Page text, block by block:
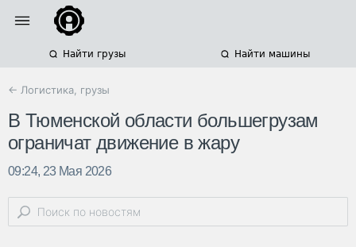
Найти грузы Найти машины
← Логистика, грузы
В Тюменской области большегрузам
ограничат движение в жару
09:24, 23 Мая 2026